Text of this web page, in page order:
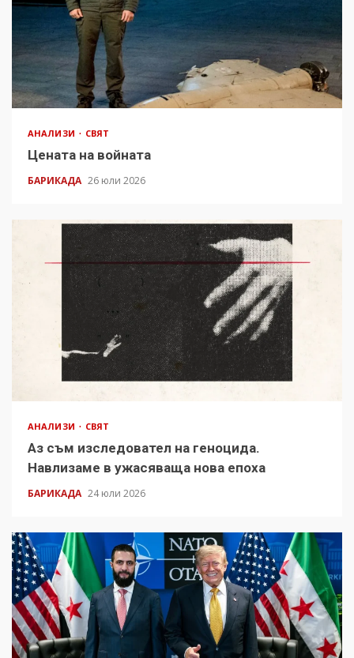
АНАЛИЗИ СВЯТ
Цената на войната
БАРИКАДА 26 юли 2026
АНАЛИЗИ СВЯТ
Аз съм изследовател на геноцида.
Навлизаме в ужасяваща нова епоха
БАРИКАДА 24 юли 2026